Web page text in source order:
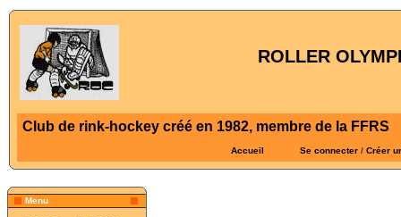
ROLLER
Club de rink-hockey créé en 1982, membre de la FFRS
Accueil Se connecter / Créer
Menu